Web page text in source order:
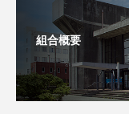
組合概要